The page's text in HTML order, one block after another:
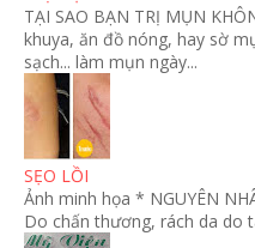
TẠI SAO BẠN TRỊ MỤN
khuya, ăn đồ nóng, hay sờ
sạch... làm mụn ngày...
SẸO LỒI
Ảnh minh họa * NGUYÊN
Do chấn thương, rách da do